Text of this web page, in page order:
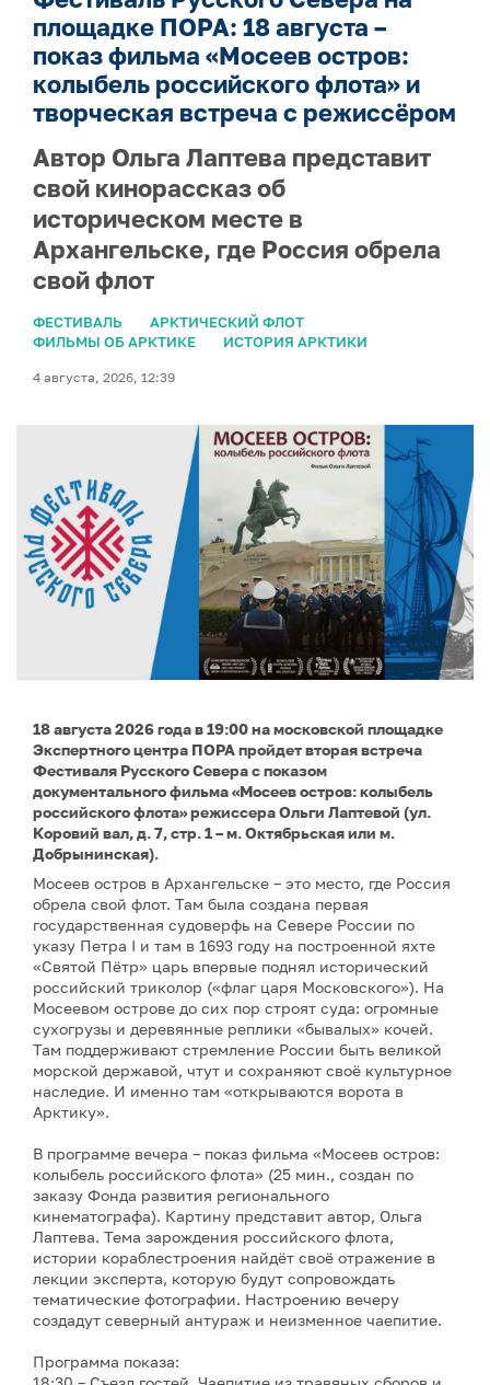
площадке ПОРА: 18 августа –
показ фильма «Мосеев остров:
колыбель российского флота» и
творческая встреча с режиссёром
Автор Ольга Лаптева представит
свой кинорассказ об
историческом месте в
Архангельске, где Россия обрела
свой флот
ФЕСТИВАЛЬ
АРКТИЧЕСКИЙ ФЛОТ
ФИЛЬМЫ ОБ АРКТИКЕ
ИСТОРИЯ АРКТИКИ
4 августа, 2026, 12:39
18 августа 2026 года в 19:00 на московской площадке
Экспертного центра ПОРА пройдет вторая встреча
Фестиваля Русского Севера с показом
документального фильма «Мосеев остров: колыбель
российского флота» режиссера Ольги Лаптевой (ул.
Коровий вал, д. 7, стр. 1 – м. Октябрьская или м.
Добрынинская).
Мосеев остров в Архангельске – это место, где Россия
обрела свой флот. Там была создана первая
государственная судоверфь на Севере России по
указу Петра I и там в 1693 году на построенной яхте
«Святой Пётр» царь впервые поднял исторический
российский триколор («флаг царя Московского»). На
Мосеевом острове до сих пор строят суда: огромные
сухогрузы и деревянные реплики «бывалых» кочей.
Там поддерживают стремление России быть великой
морской державой, чтут и сохраняют своё культурное
наследие. И именно там «открываются ворота в
Арктику».
В программе вечера – показ фильма «Мосеев остров:
колыбель российского флота» (25 мин., создан по
заказу Фонда развития регионального
кинематографа). Картину представит автор, Ольга
Лаптева. Тема зарождения российского флота,
истории кораблестроения найдёт своё отражение в
лекции эксперта, которую будут сопровождать
тематические фотографии. Настроению вечеру
создадут северный антураж и неизменное чаепитие.
Программа показа: